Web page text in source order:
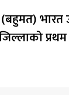
भारत